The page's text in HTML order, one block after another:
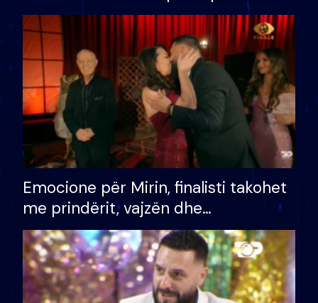
shtëpinë dhe humb mundësinë për
të fituar çmimin e madh
Emocione për Mirin, finalisti takohet
me prindërit, vajzën dhe
bashkëshorten: S’kemi ndonjë letër
divorci apo jo?